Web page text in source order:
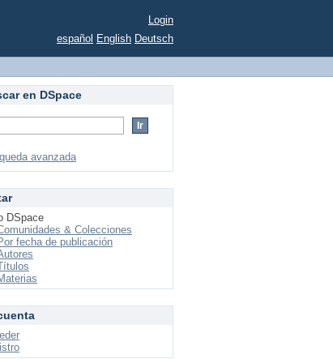
Login
español English Deutsch
en DSpace
avanzada
DSpace
& Colecciones
fecha de publicación